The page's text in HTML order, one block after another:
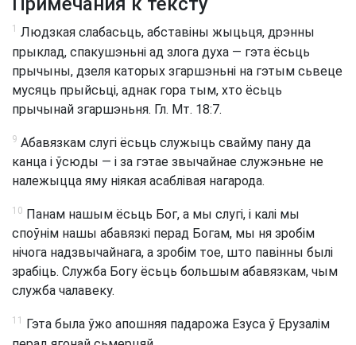
1 Людзкая слабасьць, абставіны жыцьця, дрэнны
прыклад, спакушэньні ад злога духа — гэта ёсьць
прычыны, дзеля каторых згаршэньні на гэтым сьвеце
мусяць прыйсьці, аднак гора тым, хто ёсьць
прычынай згаршэньня. Гл. Мт. 18:7.
9 Абавязкам слугі ёсьць служыць свайму пану да
канца і ўсюды — і за гэтае звычайнае служэньне не
належыцца яму ніякая асаблівая нагарода.
10 Панам нашым ёсьць Бог, а мы слугі, і калі мы
споўнім нашы абавязкі перад Богам, мы ня зробім
нічога надзвычайнага, а зробім тое, што павінны былі
зрабіць. Служба Богу ёсьць большым абавязкам, чым
служба чалавеку.
11
Гэта была ўжо апошняя падарожа Езуса ў Ерузалім